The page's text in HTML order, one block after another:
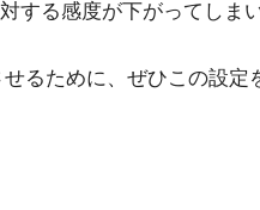
する感度が下がってしま
るために、ぜひこの設定